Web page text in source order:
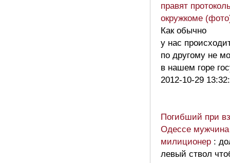
правят
окружкоме
Как обычно
у нас
по другому не
в нашем горе
2012-10-29
Погибший при
Одессе
милиционер :
левый ствол